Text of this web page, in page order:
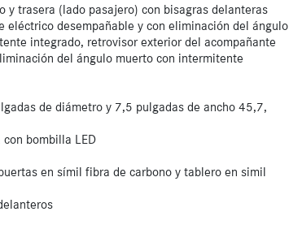
y trasera (lado pasajero) con bisagras delanteras
desempañable y con eliminación del ángulo
integrado, retrovisor exterior del acompañante
del ángulo muerto con intermitente
de diámetro y 7,5 pulgadas de ancho 45,7,
bombilla LED
en símil fibra de carbono y tablero en simil